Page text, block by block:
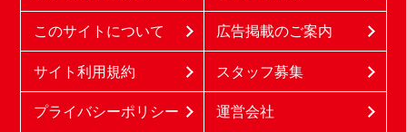
このサイトについて 広告掲載のご案内
サイト利用規約 スタッフ募集
プライバシーポリシー 運営会社